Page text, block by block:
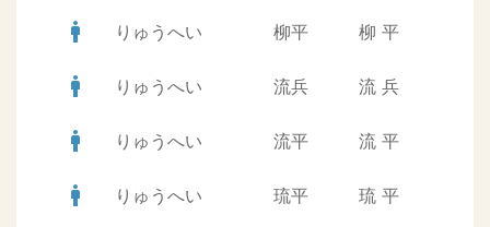
man りゅうへい 柳平 柳 平
man りゅうへい 流兵 流 兵
man りゅうへい 流平 流 平
man りゅうへい 琉平 琉 平